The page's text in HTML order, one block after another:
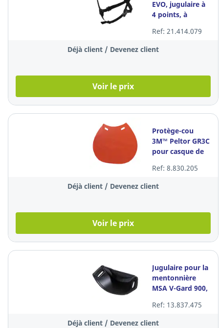
EVO, jugulaire à
4 points, à
Ref: 21.414.079
Déjà client / Devenez client
Voir le prix
Protège-cou
3M™ Peltor GR3C
pour casque de
la pièce
Ref: 8.830.205
Déjà client / Devenez client
Voir le prix
Jugulaire pour la
mentonnière
MSA V-Gard 900,
Ref: 13.837.475
Déjà client / Devenez client